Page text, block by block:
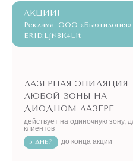
АКЦИИ!
Реклама. ООО «Бьютилогия»
ERID:LjN8K4L1t
ЛАЗЕРНАЯ ЭПИЛЯЦИЯ
ЛЮБОЙ ЗОНЫ НА
ДИОДНОМ ЛАЗЕРЕ
действует на одиночную зону,
клиентов
5 ДНЕЙ до конца акции